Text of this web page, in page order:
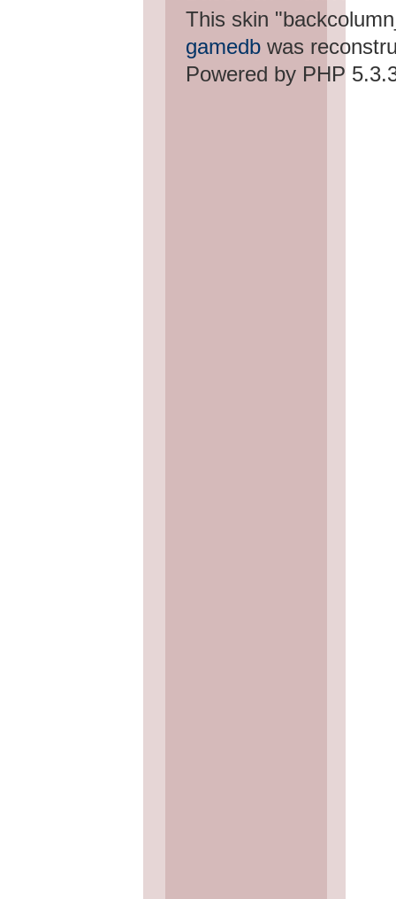
This skin
gamedb was
Powered by PHP